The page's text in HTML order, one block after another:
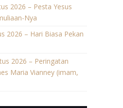
2026 – Pesta Yesus
Nya
2026 – Hari Biasa Pekan
2026 – Peringatan
Maria Vianney (imam,